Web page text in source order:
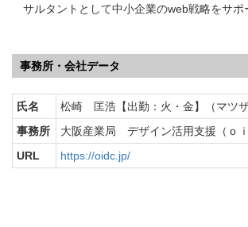
サルタントとして中小企業のweb戦略をサポ
事務所・会社データ
氏名
松崎 匡浩【出勤：火・金】（マツ
事務所
大阪産業局 デザイン活用支援（ｏｉ
URL
https://oidc.jp/